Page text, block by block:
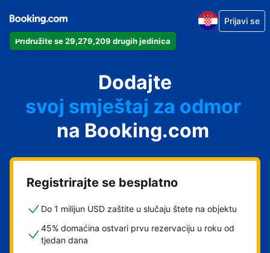
Pridružite se 29,279,209 drugih jedinica
Prijavi se
Dodajte
svoj apartman
svoj hotel
svoj smještaj za odmor
svoj privatni smještaj
svoj smještaj s doručkom
na Booking.com
Registrirajte se besplatno
Do 1 milijun USD zaštite u slučaju štete na objektu
45% domaćina ostvari prvu rezervaciju u roku od
tjedan dana